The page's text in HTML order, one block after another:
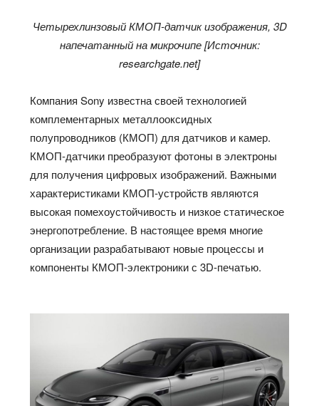
Четырехлинзовый КМОП-датчик изображения, 3D
напечатанный на микрочипе [Источник:
researchgate.net]
Компания Sony известна своей технологией
комплементарных металлооксидных
полупроводников (КМОП) для датчиков и камер.
КМОП-датчики преобразуют фотоны в электроны
для получения цифровых изображений. Важными
характеристиками КМОП-устройств являются
высокая помехоустойчивость и низкое статическое
энергопотребление. В настоящее время многие
организации разрабатывают новые процессы и
компоненты КМОП-электроники с 3D-печатью.